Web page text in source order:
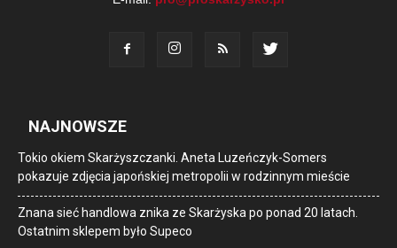
NAJNOWSZE
Tokio okiem Skarżyszczanki. Aneta Luzeńczyk-Somers
pokazuje zdjęcia japońskiej metropolii w rodzinnym mieście
Znana sieć handlowa znika ze Skarżyska po ponad 20 latach.
Ostatnim sklepem było Supeco